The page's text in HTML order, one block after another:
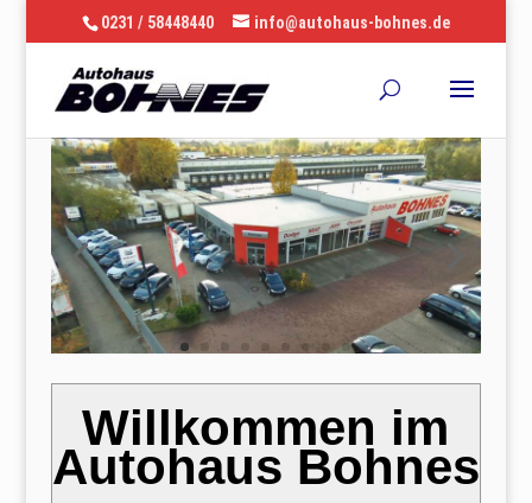
0231 / 58448440 info@autohaus-bohnes.de
Willkommen im
Autohaus Bohnes